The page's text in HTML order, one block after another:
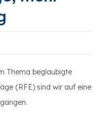
Thema beglaubigte
(RFE) sind wir auf eine